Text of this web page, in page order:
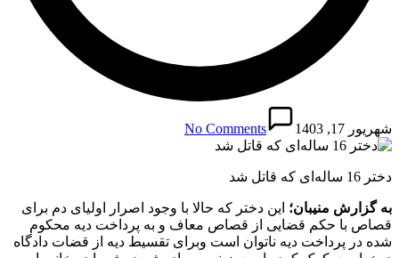
شهریور 17, 1403 No Comments
دختر 16 ساله‌ای که قاتل شد
به گزارش منیبان؛ این دختر که حالا با وجود اصرار اولیای دم برای
قصاص با حکم قضایی از قصاص معاف و به پرداخت دیه محکوم
شده در پرداخت دیه ناتوان است وبرای تقسیط دیه از قضات دادگاه